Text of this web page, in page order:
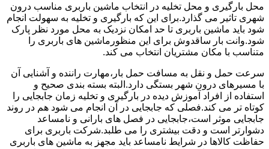
محل بارگیری و محل تخلیه در انتخاب ماشین باربری مناسب درون
شهری تاثیر می گذارد.برای این که بارگیری و تخلیه به سهولت انجام
شود باید ماشین باربری تا حد امکان نزدیک به محل مورد نظر پارک
شود.وانت بار ساقدوش برای این منظورماشین های باربری را
متناسب با مکان مشتریان انتخاب می کند.
سرعت حمل و نقل به مسافت حمل بار،مهارت راننده و آشنایی آن
با مسیرهای درون شهر بستگی دارد.البته بسته بندی صحیح و
استفاده از افراد آموزش دیده در بارگیری و تخلیه زمان جابجایی را
کوتاه تر می کند.فصلی که جابجایی در آن انجام می شود هم در روند
جابجایی موثر است،جابجایی در فصل های بارانی و نامساعد
دشوارتر است و دقت بیشتری را می طلبد.شرکت باربری برای
حفاظت کالاها در شرایط نامساعد باید مجهز به ماشین های باربری